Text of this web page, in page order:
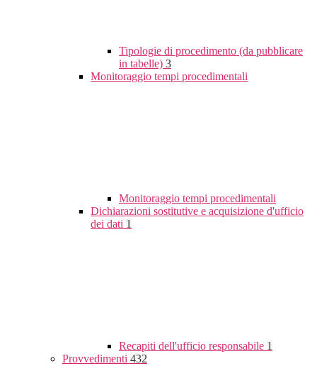
Tipologie di procedimento (da pubblicare
in tabelle) 3
Monitoraggio tempi procedimentali
Monitoraggio tempi procedimentali
Dichiarazioni sostitutive e acquisizione d'ufficio
dei dati 1
Recapiti dell'ufficio responsabile 1
Provvedimenti 432